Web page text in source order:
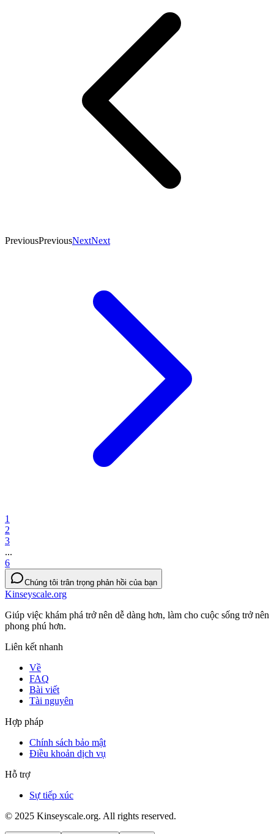
PreviousPreviousNextNext
1
2
3
...
6
Chúng tôi trân trọng phản hồi của bạn
Kinseyscale.org
Giúp việc khám phá trở nên dễ dàng hơn, làm cho cuộc sống trở nên
phong phú hơn.
Liên kết nhanh
Về
FAQ
Bài viết
Tài nguyên
Hợp pháp
Chính sách bảo mật
Điều khoản dịch vụ
Hỗ trợ
Sự tiếp xúc
© 2025 Kinseyscale.org. All rights reserved.